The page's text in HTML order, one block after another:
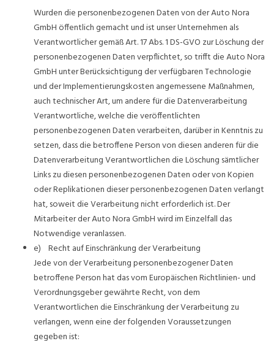
Wurden die personenbezogenen Daten von der Auto Nora
GmbH öffentlich gemacht und ist unser Unternehmen als
Verantwortlicher gemäß Art. 17 Abs. 1 DS-GVO zur Löschung der
personenbezogenen Daten verpflichtet, so trifft die Auto Nora
GmbH unter Berücksichtigung der verfügbaren Technologie
und der Implementierungskosten angemessene Maßnahmen,
auch technischer Art, um andere für die Datenverarbeitung
Verantwortliche, welche die veröffentlichten
personenbezogenen Daten verarbeiten, darüber in Kenntnis zu
setzen, dass die betroffene Person von diesen anderen für die
Datenverarbeitung Verantwortlichen die Löschung sämtlicher
Links zu diesen personenbezogenen Daten oder von Kopien
oder Replikationen dieser personenbezogenen Daten verlangt
hat, soweit die Verarbeitung nicht erforderlich ist. Der
Mitarbeiter der Auto Nora GmbH wird im Einzelfall das
Notwendige veranlassen.
e) Recht auf Einschränkung der Verarbeitung
Jede von der Verarbeitung personenbezogener Daten
betroffene Person hat das vom Europäischen Richtlinien- und
Verordnungsgeber gewährte Recht, von dem
Verantwortlichen die Einschränkung der Verarbeitung zu
verlangen, wenn eine der folgenden Voraussetzungen
gegeben ist: